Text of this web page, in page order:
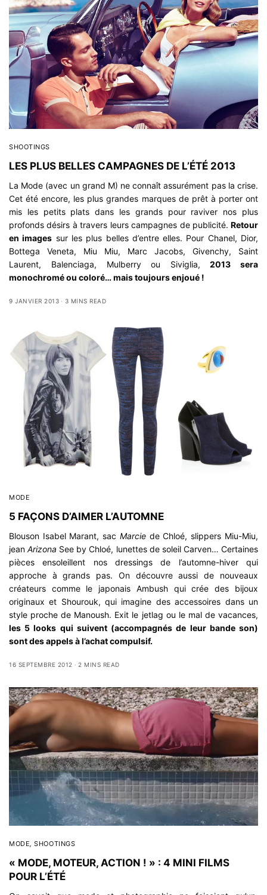
SHOOTINGS
LES PLUS BELLES CAMPAGNES DE L’ÉTÉ 2013
La Mode (avec un grand M) ne connaît assurément pas la crise.
Cet été encore, les plus grandes marques de prêt à porter ont
mis les petits plats dans les grands pour raviver nos plus
profonds désirs à travers leurs campagnes de publicité. Retour
en images sur les plus belles d’entre elles. Pour Chanel, Dior,
Bottega Veneta, Miu Miu, Marc Jacobs, Givenchy, Saint
Laurent, Balenciaga, Mulberry ou Siviglia, 2013 sera
monochromé ou coloré… mais toujours enjoué !
9 JANVIER 2013 3 MINS READ
MODE
5 FAÇONS D’AIMER L’AUTOMNE
Blouson Isabel Marant, sac Marcie de Chloé, slippers Miu-Miu,
jeanArizona See by Chloé, lunettes de soleil Carven… Certaines
pièces ensoleillent nos dressings de l’automne-hiver qui
approche à grands pas. On découvre aussi de nouveaux
créateurs comme le japonais Ambush qui crée des bijoux
originaux et Shourouk, qui imagine des accessoires dans un
style proche de Manoush. Exit le jetlag ou le mal de vacances,
les 5 looks qui suivent (accompagnés de leur bande son)
sont des appels à l’achat compulsif.
16 SEPTEMBRE 2012 2 MINS READ
MODE,SHOOTINGS
« MODE, MOTEUR, ACTION ! » : 4 MINI FILMS
POUR L’ÉTÉ